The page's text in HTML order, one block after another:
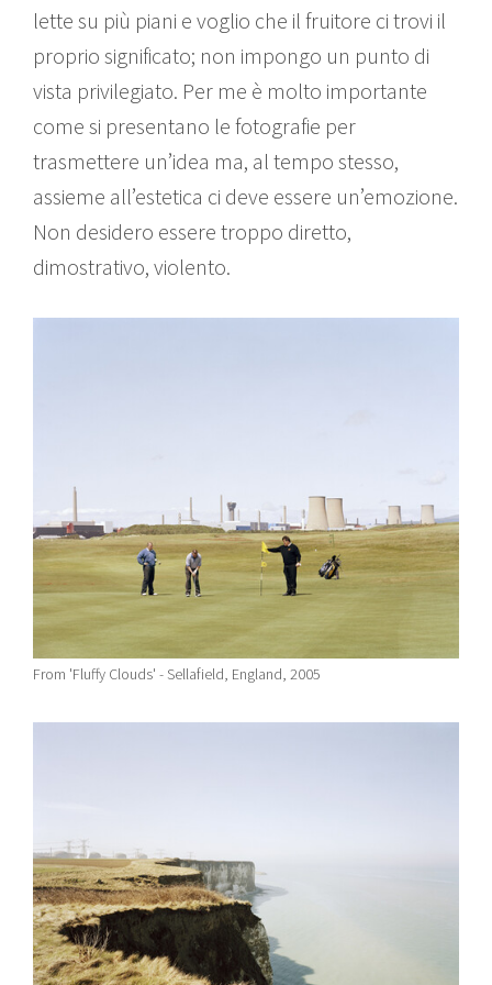
lette su più piani e voglio che il fruitore ci trovi il
proprio significato; non impongo un punto di
vista privilegiato. Per me è molto importante
come si presentano le fotografie per
trasmettere un’idea ma, al tempo stesso,
assieme all’estetica ci deve essere un’emozione.
Non desidero essere troppo diretto,
dimostrativo, violento.
From 'Fluffy Clouds' - Sellafield, England, 2005